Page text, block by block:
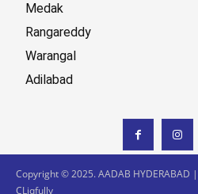
Medak
Rangareddy
Warangal
Adilabad
Copyright © 2025. AADAB
CLiqfully